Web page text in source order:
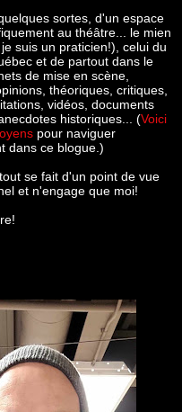
sortes, d'un espace
au théâtre... le mien
suis un praticien!), celui du
et de partout dans le
de mise en scène,
théoriques, critiques,
vidéos, documents
historiques... (Voici
pour naviguer
dans ce blogue.)
se fait d'un point de vue
et n'engage que moi!